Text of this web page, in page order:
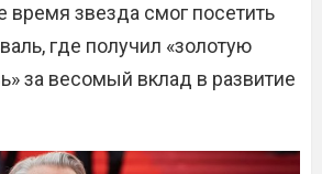
время звезда смог посетить
где получил «золотую
за весомый вклад в развитие